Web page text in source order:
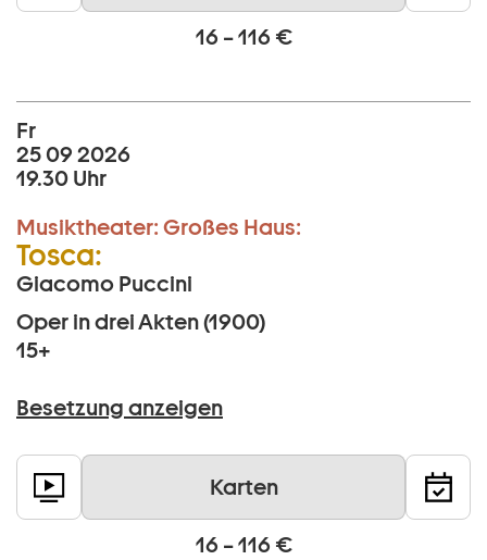
16 – 116 €
Fr
25 09 2026
19.30 Uhr
Musiktheater: Großes Haus:
Tosca:
Giacomo Puccini
Oper in drei Akten (1900)
15+
Besetzung anzeigen
Karten
16 – 116 €